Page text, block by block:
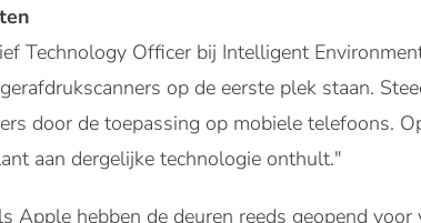
Technology Officer bij Intelligent
op de eerste plek staan.
door de toepassing op mobiele telefoons.
aan dergelijke technologie onthult."
Apple hebben de deuren reeds geopend